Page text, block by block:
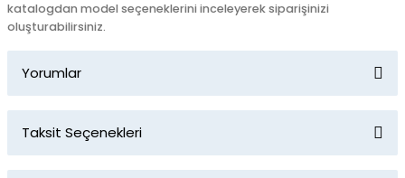
katalogdan model seçeneklerini inceleyerek siparişinizi
oluşturabilirsiniz.
Yorumlar
Taksit Seçenekleri